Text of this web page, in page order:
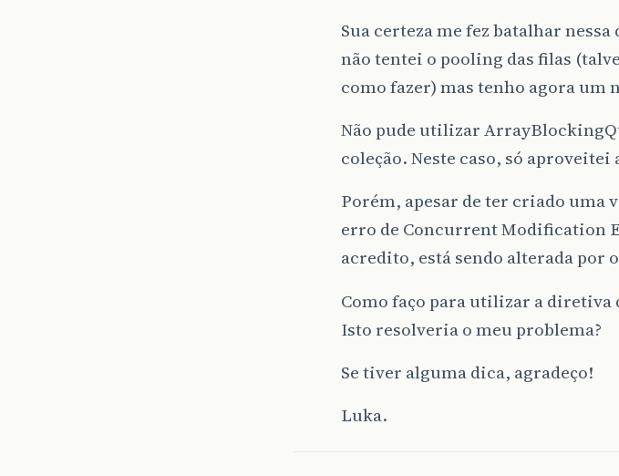
Sua certeza me fez batalhar
não tentei o pooling das filas
como fazer) mas tenho agora um
Não pude utilizar
coleção. Neste caso, só
Porém, apesar de ter criado uma
erro de Concurrent Modification
acredito, está sendo alterada por
Como faço para utilizar a
Isto resolveria o meu problema?
Se tiver alguma dica, agradeço!
Luka.